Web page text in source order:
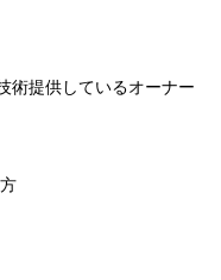
術提供しているオーナー